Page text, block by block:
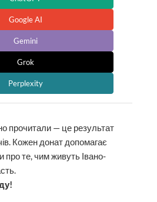
Google AI
Gemini
Grok
Perplexity
прочитали — це результат
Кожен донат допомагає
про те, чим живуть Івано-